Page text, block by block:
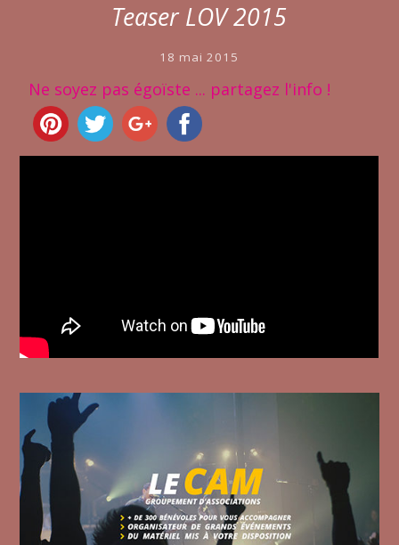
Teaser LOV 2015
18 mai 2015
Ne soyez pas égoïste ... partagez l'info !